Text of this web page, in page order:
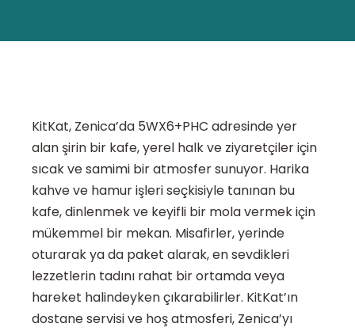
KitKat, Zenica’da 5WX6+PHC adresinde yer
alan şirin bir kafe, yerel halk ve ziyaretçiler için
sıcak ve samimi bir atmosfer sunuyor. Harika
kahve ve hamur işleri seçkisiyle tanınan bu
kafe, dinlenmek ve keyifli bir mola vermek için
mükemmel bir mekan. Misafirler, yerinde
oturarak ya da paket alarak, en sevdikleri
lezzetlerin tadını rahat bir ortamda veya
hareket halindeyken çıkarabilirler. KitKat’ın
dostane servisi ve hoş atmosferi, Zenica’yı